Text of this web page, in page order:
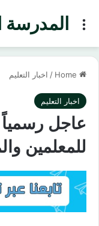
المدرسةMenu
/ اخبار التعليم
اخبار التعليم
عاجل رسمياً
للمعلمين